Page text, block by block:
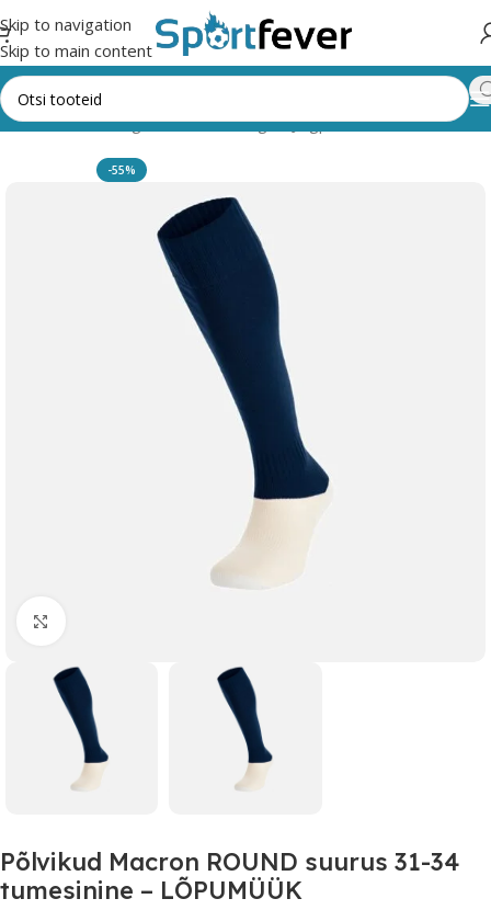
Skip to navigation
Skip to main content
Esileht Kõik kategooriad Pallimängud Jalgpall Põlvikud Macron
-55%
Põlvikud Macron ROUND suurus 31-34
tumesinine – LÕPUMÜÜK